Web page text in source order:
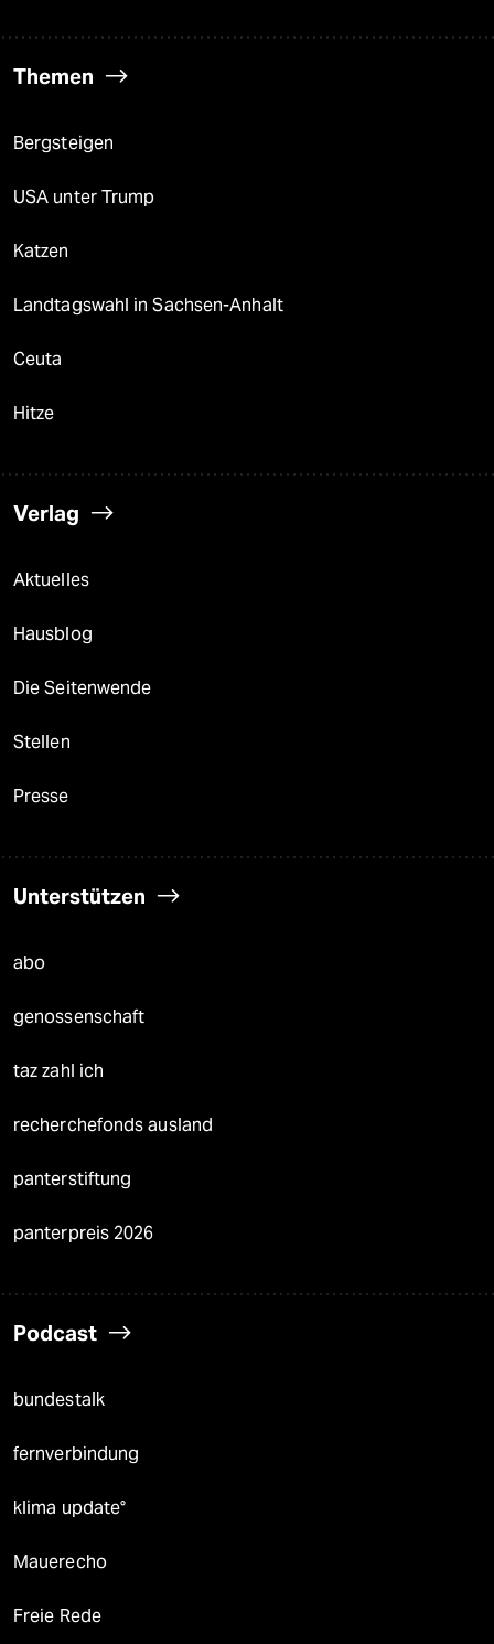
Themen
Bergsteigen
USA unter Trump
Katzen
Landtagswahl in Sachsen-Anhalt
Ceuta
Hitze
Verlag
Aktuelles
Hausblog
Die Seitenwende
Stellen
Presse
Unterstützen
abo
genossenschaft
taz zahl ich
recherchefonds ausland
panterstiftung
panterpreis 2026
Podcast
bundestalk
fernverbindung
klima update°
Mauerecho
Freie Rede